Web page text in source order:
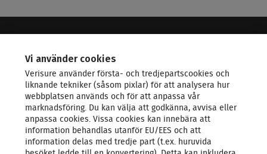
KONTAKTA OSS
LARMSYSTEM
PRODUKTER & TJÄNSTER
Vi använder cookies
Verisure använder första- och tredjepartscookies och
liknande tekniker (såsom pixlar) för att analysera hur
webbplatsen används och för att anpassa vår
marknadsföring. Du kan välja att godkänna, avvisa eller
anpassa cookies. Vissa cookies kan innebära att
information behandlas utanför EU/EES och att
information delas med tredje part (t.ex. huruvida